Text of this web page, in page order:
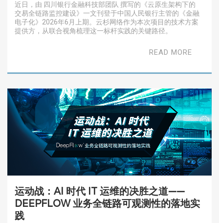
近日，由 四川银行金融科技部团队 撰写的《云原生架构下的
交易全链路监控建设》一文刊登于中国人民银行主管的《金融
电子化》2026年6月上期。云杉网络作为本次项目的技术方案
提供方，从联合视角梳理这一标杆实践的关键路径。
READ MORE
运动战：AI 时代 IT 运维的决胜之道——
DEEPFLOW 业务全链路可观测性的落地实
践